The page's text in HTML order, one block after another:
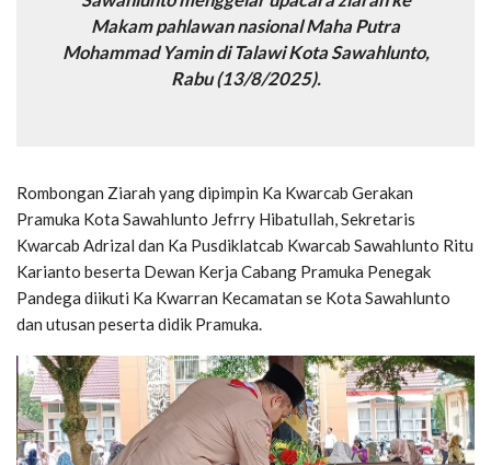
Makam pahlawan nasional Maha Putra
Mohammad Yamin di Talawi Kota Sawahlunto,
Rabu (13/8/2025).
Rombongan Ziarah yang dipimpin Ka Kwarcab Gerakan
Pramuka Kota Sawahlunto Jefrry Hibatullah, Sekretaris
Kwarcab Adrizal dan Ka Pusdiklatcab Kwarcab Sawahlunto Ritu
Karianto beserta Dewan Kerja Cabang Pramuka Penegak
Pandega diikuti Ka Kwarran Kecamatan se Kota Sawahlunto
dan utusan peserta didik Pramuka.